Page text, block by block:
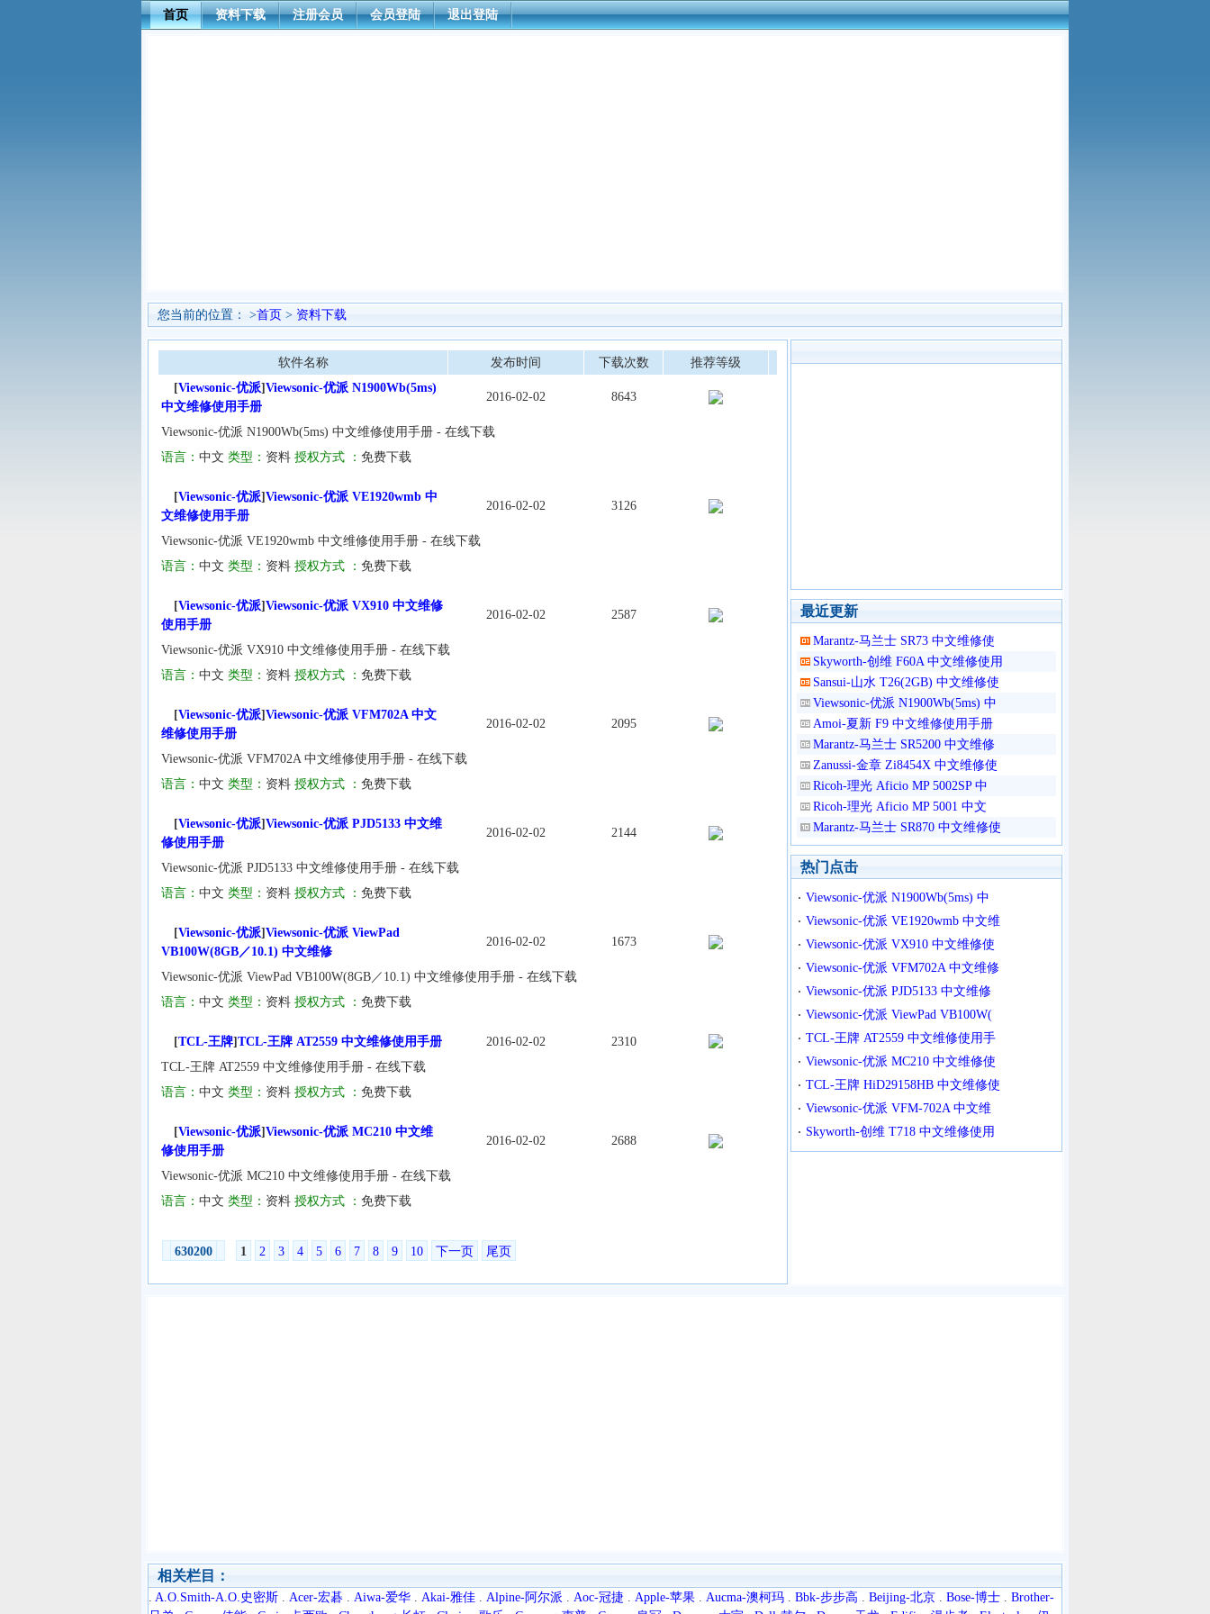
首页 资料下载 注册会员 会员登陆 退出登陆
您当前的位置： >首页 > 资料下载
软件名称 发布时间 下载次数
推荐等级
[Viewsonic-优派] Viewsonic-优派 N1900Wb(5ms)
中文维修使用手册
2016-02-02 8643
Viewsonic-优派 N1900Wb(5ms) 中文维修使用手册 - 在线下载
语言： 中文 类型： 资料 授权方式 ： 免费下载
[Viewsonic-优派] Viewsonic-优派 VE1920wmb 中
文维修使用手册
2016-02-02 3126
Viewsonic-优派 VE1920wmb 中文维修使用手册 - 在线下载
语言： 中文 类型： 资料 授权方式 ： 免费下载
[Viewsonic-优派] Viewsonic-优派 VX910 中文维修
使用手册
2016-02-02 2587
Viewsonic-优派 VX910 中文维修使用手册 - 在线下载
语言： 中文 类型： 资料 授权方式 ： 免费下载
[Viewsonic-优派] Viewsonic-优派 VFM702A 中文
维修使用手册
2016-02-02 2095
Viewsonic-优派 VFM702A 中文维修使用手册 - 在线下载
语言： 中文 类型： 资料 授权方式 ： 免费下载
[Viewsonic-优派] Viewsonic-优派 PJD5133 中文维
修使用手册
2016-02-02 2144
Viewsonic-优派 PJD5133 中文维修使用手册 - 在线下载
语言： 中文 类型： 资料 授权方式 ： 免费下载
[Viewsonic-优派] Viewsonic-优派 ViewPad
VB100W(8GB／10.1) 中文维修
2016-02-02 1673
Viewsonic-优派 ViewPad VB100W(8GB／10.1) 中文维修使用手册 - 在线下载
语言： 中文 类型： 资料 授权方式 ： 免费下载
[TCL-王牌] TCL-王牌 AT2559 中文维修使用手册 2016-02-02
2310
TCL-王牌 AT2559 中文维修使用手册 - 在线下载
语言： 中文 类型： 资料 授权方式 ： 免费下载
[Viewsonic-优派] Viewsonic-优派 MC210 中文维
修使用手册
2016-02-02 2688
Viewsonic-优派 MC210 中文维修使用手册 - 在线下载
语言： 中文 类型： 资料 授权方式 ： 免费下载
630200 1 2 3 4 5 6 7 8 9 10 下一页 尾页
最近更新
Marantz-马兰士 SR73 中文维修使
Skyworth-创维 F60A 中文维修使用
Sansui-山水 T26(2GB) 中文维修使
Viewsonic-优派 N1900Wb(5ms) 中
Amoi-夏新 F9 中文维修使用手册
Marantz-马兰士 SR5200 中文维修
Zanussi-金章 Zi8454X 中文维修使
Ricoh-理光 Aficio MP 5002SP 中
Ricoh-理光 Aficio MP 5001 中文
Marantz-马兰士 SR870 中文维修使
热门点击
Viewsonic-优派 N1900Wb(5ms) 中
Viewsonic-优派 VE1920wmb 中文维
Viewsonic-优派 VX910 中文维修使
Viewsonic-优派 VFM702A 中文维修
Viewsonic-优派 PJD5133 中文维修
Viewsonic-优派 ViewPad VB100W(
TCL-王牌 AT2559 中文维修使用手
Viewsonic-优派 MC210 中文维修使
TCL-王牌 HiD29158HB 中文维修使
Viewsonic-优派 VFM-702A 中文维
Skyworth-创维 T718 中文维修使用
相关栏目：
. A.O.Smith-A.O.史密斯 . Acer-宏碁 . Aiwa-爱华 . Akai-雅佳 . Alpine-阿尔派 . Aoc-冠捷 . Apple-苹果 . Aucma-澳柯玛 . Bbk-步步高 . Beijing-北京 . Bose-博士 . Brother-